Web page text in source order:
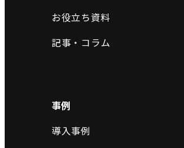
お役立ち資料
記事・コラム
事例
導入事例